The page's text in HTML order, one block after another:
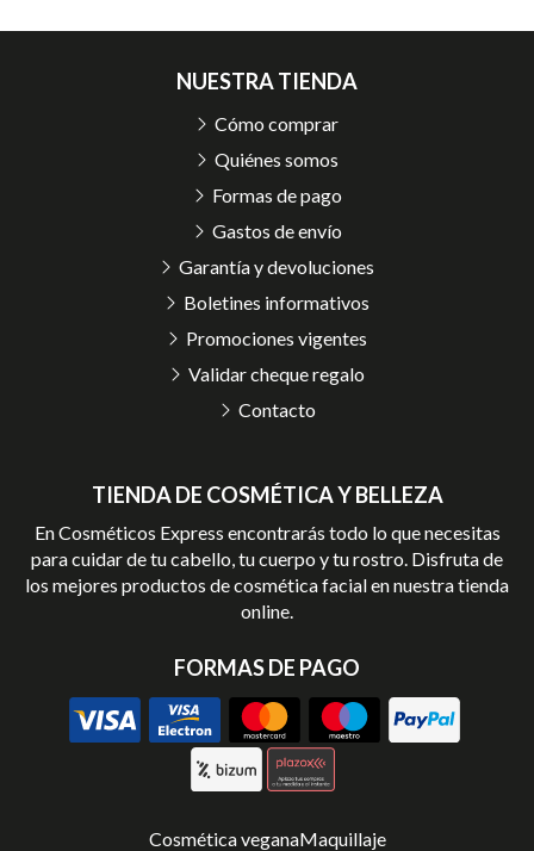
TIENDA DE COSMÉTICA Y BELLEZA
En Cosméticos Express encontrarás todo lo que necesitas
para cuidar de tu cabello, tu cuerpo y tu rostro. Disfruta de
los mejores productos de cosmética facial en nuestra tienda
online.
FORMAS DE PAGO
NUESTRA TIENDA
Cómo comprar
Quiénes somos
Formas de pago
Gastos de envío
Garantía y devoluciones
Boletines informativos
Promociones vigentes
Validar cheque regalo
Contacto
Cosmética veganaMaquillaje